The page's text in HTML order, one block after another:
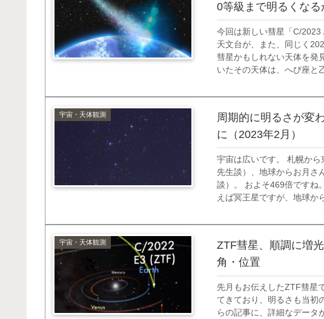
0等級まで明るくなる
今回は新しい彗星「C/
天文台が、また、同じく
彗星かもしれない天体を発
いたその天体は、へび座と
いました。 その後、それ
した２者の...
宇宙・天体観測
周期的に明るさが変
に（2023年2月）
宇宙は広いです。 札幌か
先生談）、地球からお月さ
談）。 およそ469倍ですね
えば冥王星ですが、地球か
東京間の、約5,800,000倍
宇宙・天体観測
ZTF彗星、順調に増
角・位置
先月もお伝えしたZTF彗星
てきており、明るさも当初
らの記事に、詳細なデータ